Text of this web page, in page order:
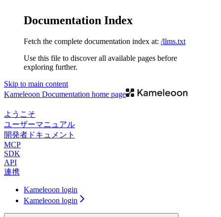
Documentation Index
Fetch the complete documentation index at: /llms.txt
Use this file to discover all available pages before
exploring further.
Skip to main content
Kameleoon Documentation home page
ようこそ
ユーザーマニュアル
開発者ドキュメント
MCP
SDK
API
連携
Kameleoon login
Kameleoon login